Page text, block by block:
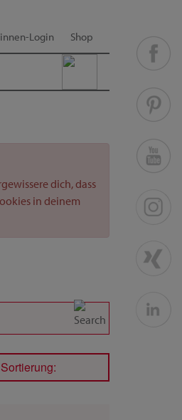
Login Shop
dich, dass
in deinem
Sortierung: